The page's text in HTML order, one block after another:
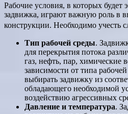
Рабочие условия, в которых будет
задвижка, играют важную роль в
конструкции. Необходимо учесть
Тип рабочей среды.
для перекрытия потока
газ, нефть, пар, химические
зависимости от типа
выбирать задвижку из
обладающего необходимой
воздействию агрессивных
Давление и температура.